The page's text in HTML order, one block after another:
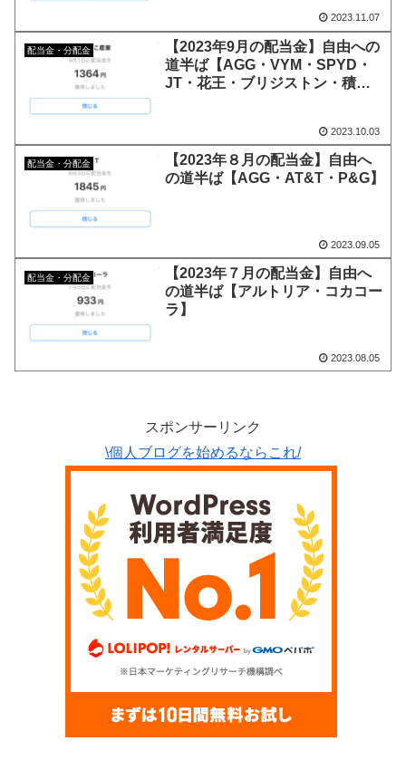
2023.11.07
配当金・分配金
【2023年9月の配当金】自由への
道半ば【AGG・VYM・SPYD・
JT・花王・ブリジストン・積
2023.10.03
配当金・分配金
【2023年８月の配当金】自由へ
の道半ば【AGG・AT&T・P&G】
2023.09.05
配当金・分配金
【2023年７月の配当金】自由へ
の道半ば【アルトリア・コカコー
ラ】
2023.08.05
スポンサーリンク
\個人ブログを始めるならこれ/